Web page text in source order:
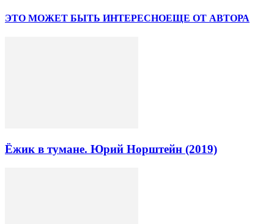
ЭТО МОЖЕТ БЫТЬ ИНТЕРЕСНОЕЩЕ ОТ АВТОРА
Ёжик в тумане. Юрий Норштейн (2019)